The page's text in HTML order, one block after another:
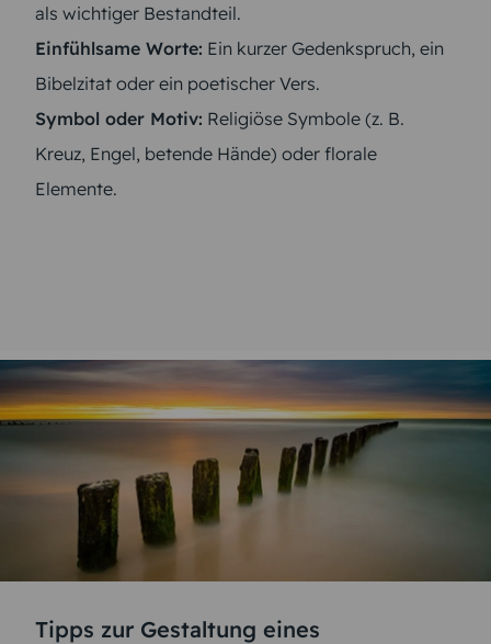
als wichtiger Bestandteil.
Einfühlsame Worte: Ein kurzer Gedenkspruch, ein
Bibelzitat oder ein poetischer Vers.
Symbol oder Motiv: Religiöse Symbole (z. B.
Kreuz, Engel, betende Hände) oder florale
Elemente.
Tipps zur Gestaltung eines